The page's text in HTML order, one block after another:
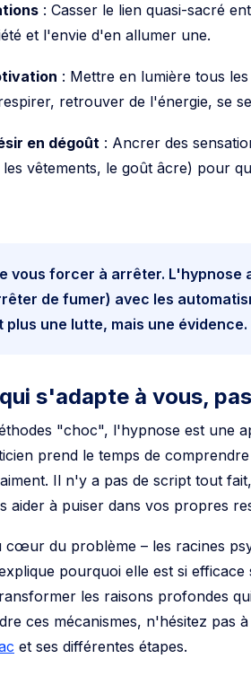
: Casser le lien quasi-sacré
et l'envie d'en allumer une.
: Mettre en lumière tous
retrouver de l'énergie, se
en dégoût: Ancrer des
vêtements, le goût âcre) pour
vous forcer à arrêter. L'hypnose
de fumer) avec les
une lutte, mais une évidence.
s'adapte à vous,
"choc", l'hypnose est une
prend le temps de
Il n'y a pas de script tout
aider à puiser dans vos propres
cœur du problème – les racines
pourquoi elle est si
les raisons profondes
ces mécanismes, n'hésitez pas
et ses différentes étapes.